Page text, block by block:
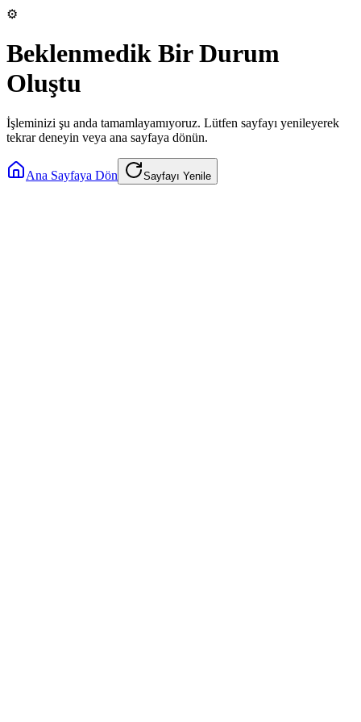
⚙️
Beklenmedik Bir Durum
Oluştu
İşleminizi şu anda tamamlayamıyoruz. Lütfen sayfayı yenileyerek
tekrar deneyin veya ana sayfaya dönün.
Ana Sayfaya Dön Sayfayı Yenile